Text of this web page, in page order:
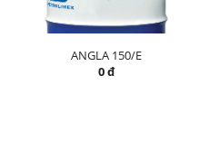
ANGLA 150/E
0 đ